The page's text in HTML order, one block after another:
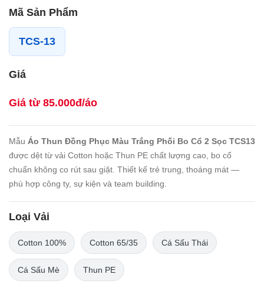
Mã Sản Phẩm
TCS-13
Giá
Giá từ 85.000đ/áo
Mẫu Áo Thun Đồng Phục Màu Trắng Phối Bo Cổ 2 Sọc TCS13
được dệt từ vải Cotton hoặc Thun PE chất lượng cao, bo cổ
chuẩn không co rút sau giặt. Thiết kế trẻ trung, thoáng mát —
phù hợp công ty, sự kiện và team building.
Loại Vải
Cotton 100% Cotton 65/35 Cá Sấu Thái
Cá Sấu Mè Thun PE